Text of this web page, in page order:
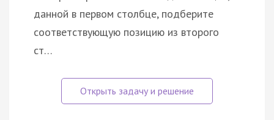
данной в первом столбце, подберите
соответствующую позицию из второго
ст…